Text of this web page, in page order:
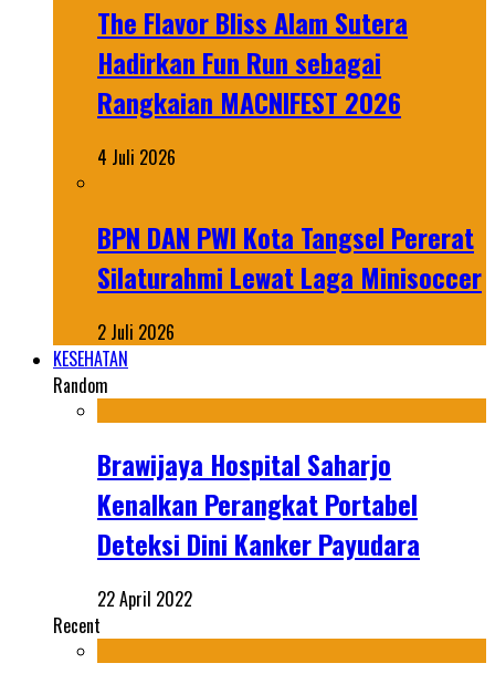
The Flavor Bliss Alam Sutera
Hadirkan Fun Run sebagai
Rangkaian MACNIFEST 2026
4 Juli 2026
BPN DAN PWI Kota Tangsel Pererat
Silaturahmi Lewat Laga Minisoccer
2 Juli 2026
KESEHATAN
Random
Brawijaya Hospital Saharjo
Kenalkan Perangkat Portabel
Deteksi Dini Kanker Payudara
22 April 2022
Recent